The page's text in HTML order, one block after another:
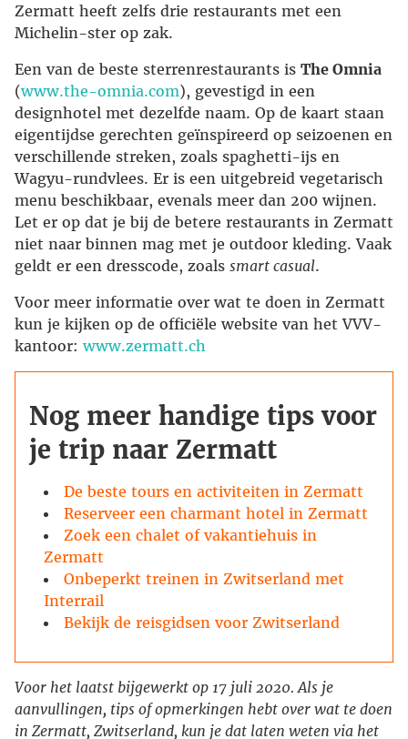
Zermatt heeft zelfs drie restaurants met een
Michelin-ster op zak.
Een van de beste sterrenrestaurants is The Omnia
(www.the-omnia.com), gevestigd in een
designhotel met dezelfde naam. Op de kaart staan
eigentijdse gerechten geïnspireerd op seizoenen en
verschillende streken, zoals spaghetti-ijs en
Wagyu-rundvlees. Er is een uitgebreid vegetarisch
menu beschikbaar, evenals meer dan 200 wijnen.
Let er op dat je bij de betere restaurants in Zermatt
niet naar binnen mag met je outdoor kleding. Vaak
geldt er een dresscode, zoals smart casual.
Voor meer informatie over wat te doen in Zermatt
kun je kijken op de officiële website van het VVV-
kantoor: www.zermatt.ch
Nog meer handige tips voor
je trip naar Zermatt
De beste tours en activiteiten in Zermatt
Reserveer een charmant hotel in Zermatt
Zoek een chalet of vakantiehuis in
Zermatt
Onbeperkt treinen in Zwitserland met
Interrail
Bekijk de reisgidsen voor Zwitserland
Voor het laatst bijgewerkt op 17 juli 2020. Als je
aanvullingen, tips of opmerkingen hebt over wat te doen
in Zermatt, Zwitserland, kun je dat laten weten via het